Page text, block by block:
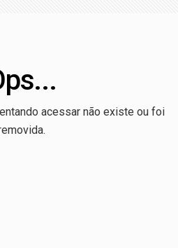
acessar não existe ou foi